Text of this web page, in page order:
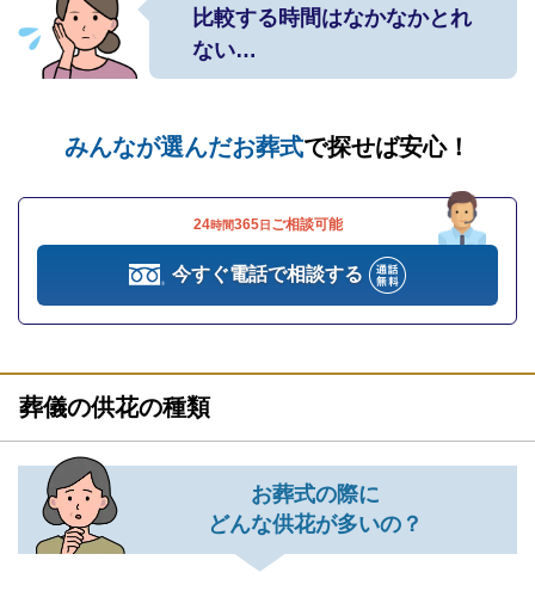
比較する時間はなかなかとれ
ない…
みんなが選んだお葬式で探せば安心！
24時間365日 ご相談可能
今すぐ電話で相談する
葬儀の供花の種類
お葬式の際に
どんな供花が多いの？